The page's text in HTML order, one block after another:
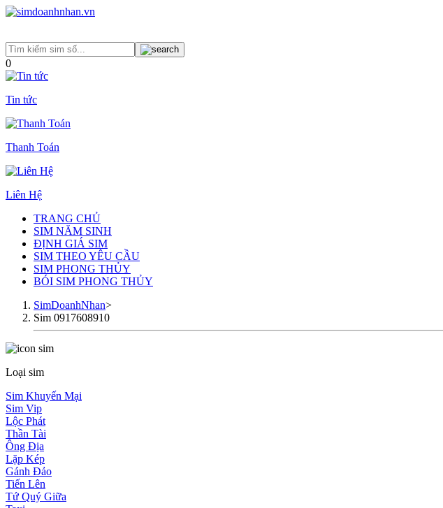
0
Tin tức
Thanh Toán
Liên Hệ
TRANG CHỦ
SIM NĂM SINH
ĐỊNH GIÁ SIM
SIM THEO YÊU CẦU
SIM PHONG THỦY
BÓI SIM PHONG THỦY
SimDoanhNhan>
Sim 0917608910
Loại sim
Sim Khuyến Mại
Sim Vip
Lộc Phát
Thần Tài
Ông Địa
Lặp Kép
Gánh Đảo
Tiến Lên
Tứ Quý Giữa